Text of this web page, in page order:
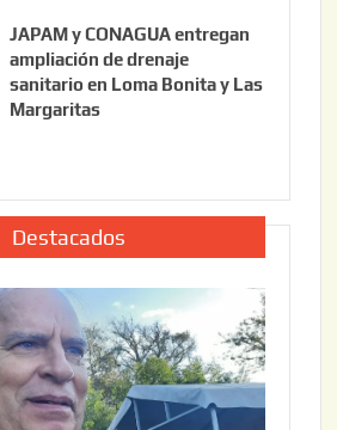
2
0
JAPAM y CONAGUA entregan
ampliación de drenaje
sanitario en Loma Bonita y Las
Margaritas
Destacados